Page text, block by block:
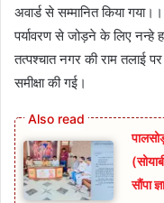
अवार्ड से सम्मानित किया
पर्यावरण से जोड़ने के लिए नन्हे
तत्पश्चात नगर की राम तलाई पर
समीक्षा की गई।
सौंपा